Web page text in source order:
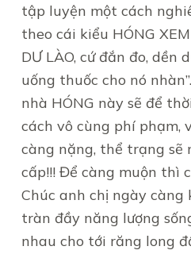
tập luyện một cách
theo cái kiểu HÓNG
DƯ LÀO, cứ đắn đo, dền
uống thuốc cho nó
nhà HÓNG này sẽ để
cách vô cùng phí phạm,
càng nặng, thể trạng sẽ
cấp!!! Để càng muộn thì
Chúc anh chị ngày càng
tràn đầy năng lượng
nhau cho tới răng long